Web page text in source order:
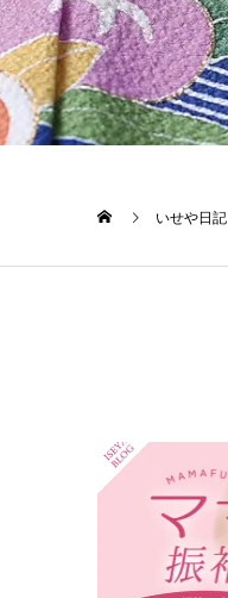
いせや日記